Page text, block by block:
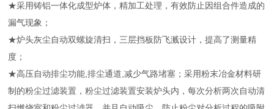
★采用铸铝一体化成型炉体，精加工处理，有效防止因组合件造成的
漏气现象；
★炉头灰尘自动双螺旋清扫，三层挡板防飞溅设计，提高了测量精
度；
★高压自动排尘功能,排尘通道,减少气路堵塞；采用粉末冶金材料研
制的粉尘过滤装置，粉尘过滤装置安装炉头内，每次分析两次自动清